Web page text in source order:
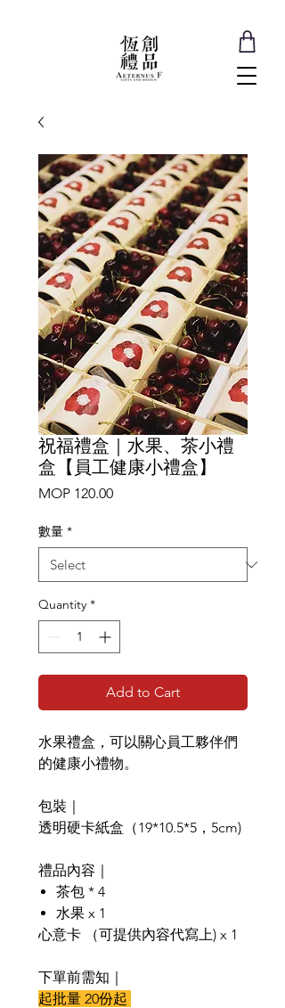
祝福禮盒｜水果、茶小禮
盒【員工健康小禮盒】
MOP 120.00Price
數量 *
Quantity *
Add to Cart
水果禮盒，可以關心員工夥伴們
的健康小禮物。
包裝｜
透明硬卡紙盒（19*10.5*5，5cm)
禮品內容｜
茶包 * 4
水果 x 1
心意卡 （可提供內容代寫上) x 1
下單前需知｜
起批量 20份起